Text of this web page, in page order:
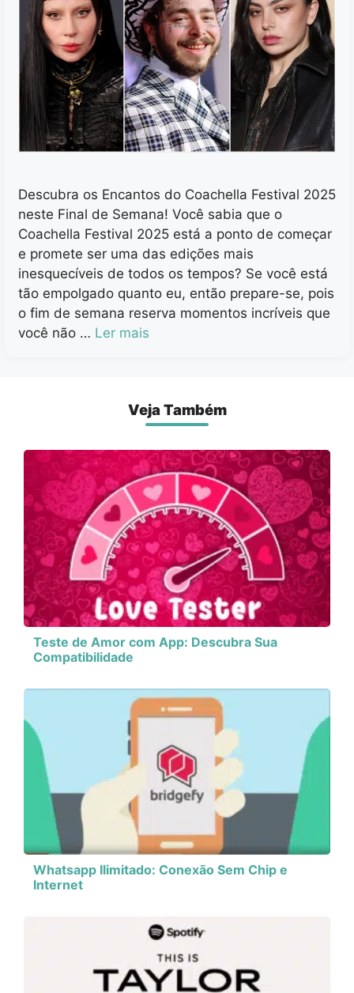
Descubra os Encantos do Coachella Festival 2025
neste Final de Semana! Você sabia que o
Coachella Festival 2025 está a ponto de começar
e promete ser uma das edições mais
inesquecíveis de todos os tempos? Se você está
tão empolgado quanto eu, então prepare-se, pois
o fim de semana reserva momentos incríveis que
você não … Ler mais
Veja Também
Teste de Amor com App: Descubra Sua
Compatibilidade
Whatsapp Ilimitado: Conexão Sem Chip e
Internet